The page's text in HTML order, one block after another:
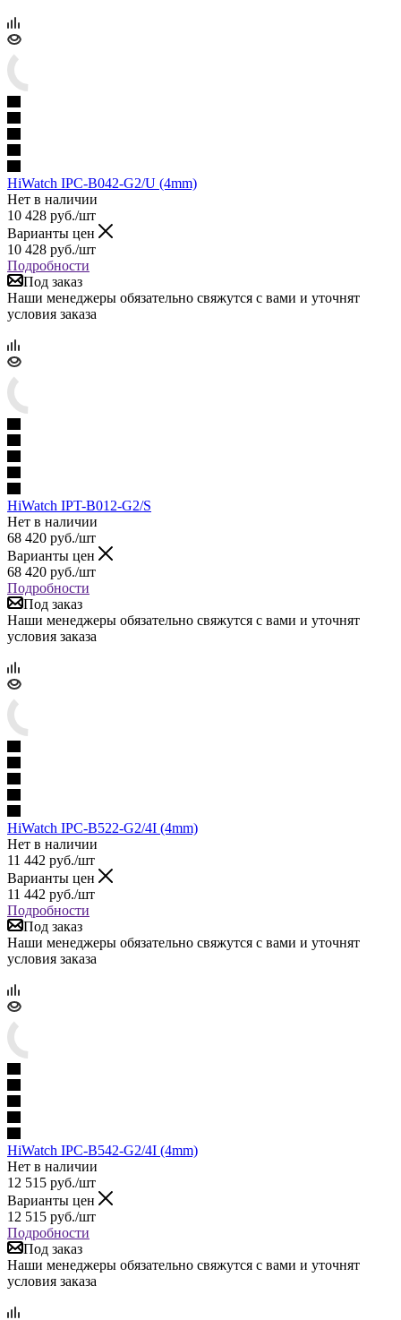
HiWatch IPC-B042-G2/U (4mm)
Нет в наличии
10 428 руб./шт
Варианты цен
10 428 руб./шт
Подробности
Под заказ
Наши менеджеры обязательно свяжутся с вами и уточнят
условия заказа
HiWatch IPT-B012-G2/S
Нет в наличии
68 420 руб./шт
Варианты цен
68 420 руб./шт
Подробности
Под заказ
Наши менеджеры обязательно свяжутся с вами и уточнят
условия заказа
HiWatch IPC-B522-G2/4I (4mm)
Нет в наличии
11 442 руб./шт
Варианты цен
11 442 руб./шт
Подробности
Под заказ
Наши менеджеры обязательно свяжутся с вами и уточнят
условия заказа
HiWatch IPC-B542-G2/4I (4mm)
Нет в наличии
12 515 руб./шт
Варианты цен
12 515 руб./шт
Подробности
Под заказ
Наши менеджеры обязательно свяжутся с вами и уточнят
условия заказа